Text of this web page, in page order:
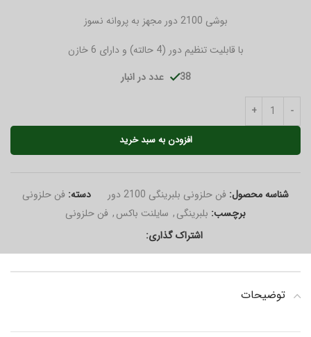
بوشی 2100 دور مجهز به پروانه نسوز
با قابلیت تنظیم دور (4 حالته) و دارای 6 خازن
38 عدد در انبار
افزودن به سبد خرید
شناسه محصول: فن حلزونی بلبرینگی 2100 دور دسته: فن حلزونی
برچسب: بلبرینگی, سایلنت باکس, فن حلزونی
اشتراک گذاری:
توضیحات